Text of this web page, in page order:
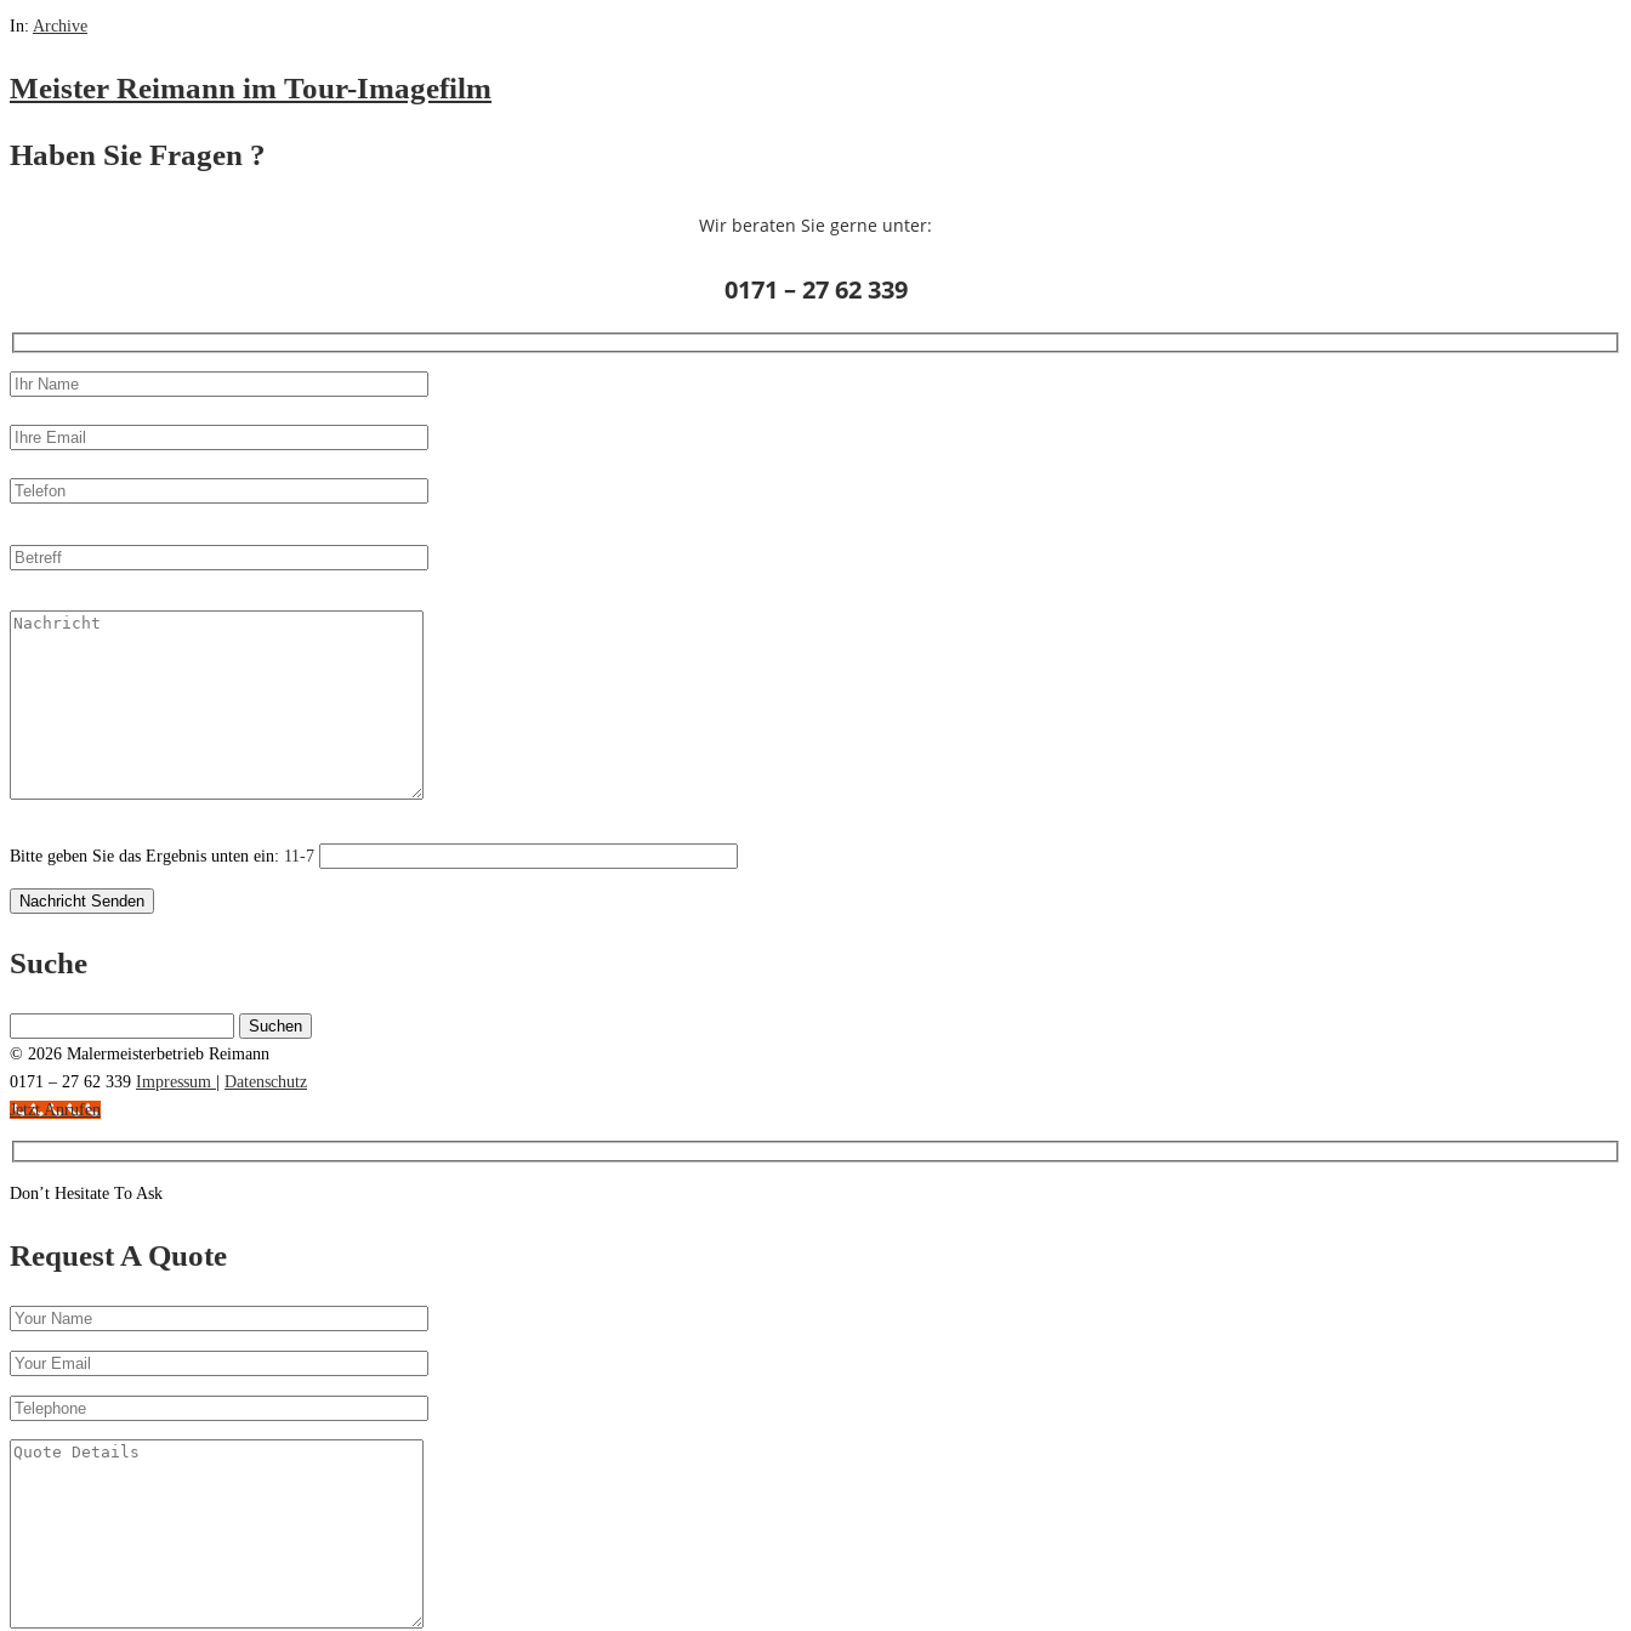
In: Archive
Meister Reimann im Tour-Imagefilm
Haben Sie Fragen ?
Wir beraten Sie gerne unter:
0171 – 27 62 339
Bitte geben Sie das Ergebnis unten ein: 11-7
Suche
nach:
© 2026 Malermeisterbetrieb Reimann
0171 – 27 62 339 Impressum
Datenschutz
Jetzt Anrufen
Don’t Hesitate To Ask
Request A Quote